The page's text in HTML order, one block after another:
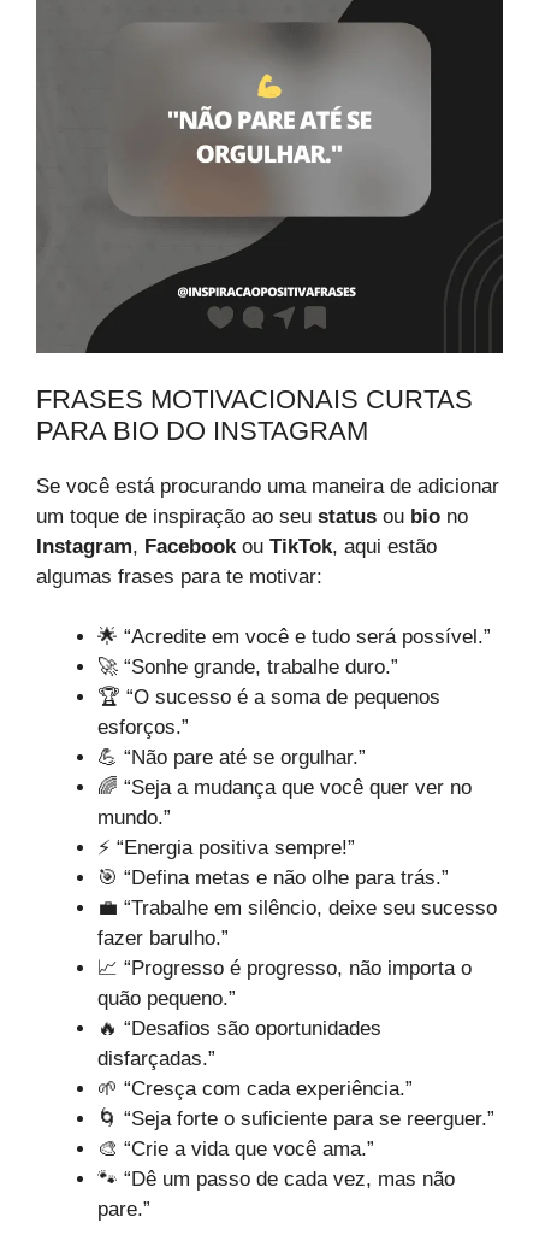
FRASES MOTIVACIONAIS CURTAS
PARA BIO DO INSTAGRAM
Se você está procurando uma maneira de adicionar
um toque de inspiração ao seu status ou bio no
Instagram, Facebook ou TikTok, aqui estão
algumas frases para te motivar:
🌟 “Acredite em você e tudo será possível.”
🚀 “Sonhe grande, trabalhe duro.”
🏆 “O sucesso é a soma de pequenos
esforços.”
💪 “Não pare até se orgulhar.”
🌈 “Seja a mudança que você quer ver no
mundo.”
⚡ “Energia positiva sempre!”
🎯 “Defina metas e não olhe para trás.”
💼 “Trabalhe em silêncio, deixe seu sucesso
fazer barulho.”
📈 “Progresso é progresso, não importa o
quão pequeno.”
🔥 “Desafios são oportunidades
disfarçadas.”
🌱 “Cresça com cada experiência.”
🌀 “Seja forte o suficiente para se reerguer.”
🎨 “Crie a vida que você ama.”
🐾 “Dê um passo de cada vez, mas não
pare.”